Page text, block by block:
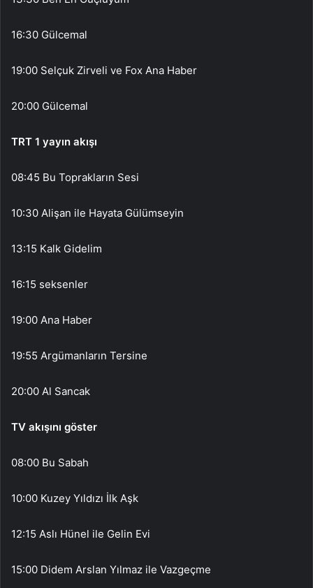
16:30 Gülcemal
19:00 Selçuk Zirveli ve Fox Ana Haber
20:00 Gülcemal
TRT 1 yayın akışı
08:45 Bu Toprakların Sesi
10:30 Alişan ile Hayata Gülümseyin
13:15 Kalk Gidelim
16:15 seksenler
19:00 Ana Haber
19:55 Argümanların Tersine
20:00 Al Sancak
TV akışını göster
08:00 Bu Sabah
10:00 Kuzey Yıldızı İlk Aşk
12:15 Aslı Hünel ile Gelin Evi
15:00 Didem Arslan Yılmaz ile Vazgeçme